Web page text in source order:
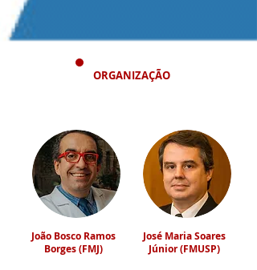
ORGANIZAÇÃO
João Bosco Ramos
Borges (FMJ)
José Maria Soares
Júnior (FMUSP)